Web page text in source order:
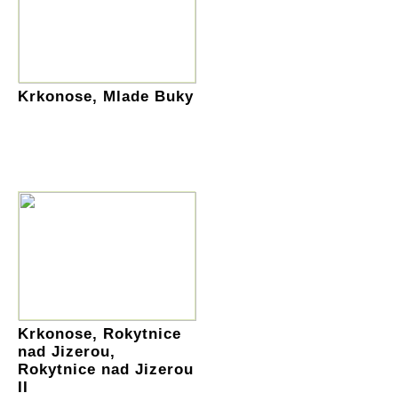
Krkonose, Mlade Buky
Krkonose, Rokytnice
nad Jizerou,
Rokytnice nad Jizerou
II